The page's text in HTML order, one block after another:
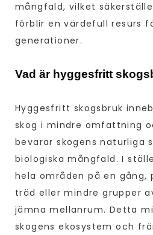
mångfald, vilket
förblir en värdefull resurs
generationer.
Vad är hyggesfritt
Hyggesfritt skogsbruk
skog i mindre omfattning
bevarar skogens naturliga
biologiska mångfald. I
hela områden på en gång,
träd eller mindre grupper
jämna mellanrum. Detta
skogens ekosystem och